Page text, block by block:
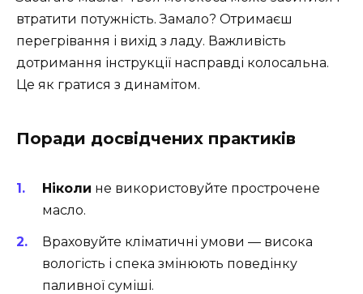
втратити потужність. Замало? Отримаєш
перегрівання і вихід з ладу. Важливість
дотримання інструкції насправді колосальна.
Це як гратися з динамітом.
Поради досвідчених практиків
Ніколи не використовуйте прострочене
масло.
Враховуйте кліматичні умови — висока
вологість і спека змінюють поведінку
паливної суміші.